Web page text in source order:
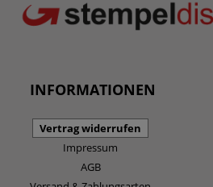
INFORMATIONEN
Vertrag widerrufen
Impressum
AGB